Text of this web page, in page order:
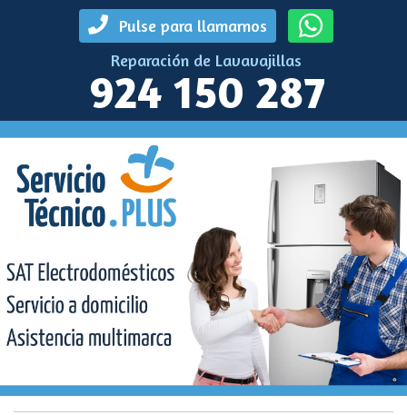
Pulse para llamarnos
Reparación de Lavavajillas
924 150 287